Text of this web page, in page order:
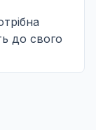
та «Сестри з
монстри так
до свого